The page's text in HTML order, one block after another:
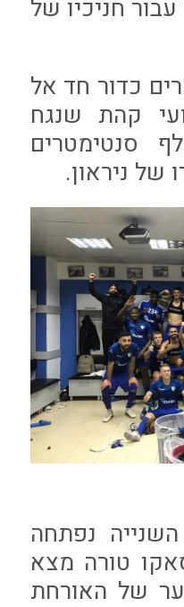
חניכיו של
הרים כדור חד אל
קהת שנגח
סנטימטרים
של ניראון.
השנייה נפתחה
טורה מצא
של האורחת